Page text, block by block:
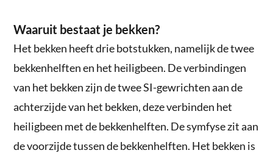
Waaruit bestaat je bekken?
Het bekken heeft drie botstukken, namelijk de twee
bekkenhelften en het heiligbeen. De verbindingen
van het bekken zijn de twee SI-gewrichten aan de
achterzijde van het bekken, deze verbinden het
heiligbeen met de bekkenhelften. De symfyse zit aan
de voorzijde tussen de bekkenhelften. Het bekken is